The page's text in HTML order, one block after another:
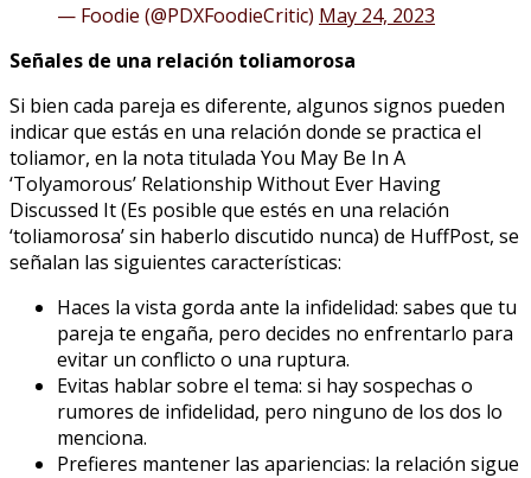
— Foodie (@PDXFoodieCritic) May 24, 2023
Señales de una relación toliamorosa
Si bien cada pareja es diferente, algunos signos pueden
indicar que estás en una relación donde se practica el
toliamor, en la nota titulada You May Be In A
‘Tolyamorous’ Relationship Without Ever Having
Discussed It (Es posible que estés en una relación
‘toliamorosa’ sin haberlo discutido nunca) de HuffPost, se
señalan las siguientes características:
Haces la vista gorda ante la infidelidad: sabes que tu
pareja te engaña, pero decides no enfrentarlo para
evitar un conflicto o una ruptura.
Evitas hablar sobre el tema: si hay sospechas o
rumores de infidelidad, pero ninguno de los dos lo
menciona.
Prefieres mantener las apariencias: la relación sigue